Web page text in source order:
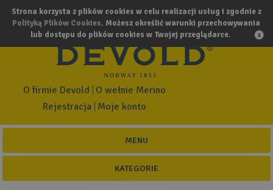
Strona korzysta z plików cookies w celu realizacji usług i zgodnie z
Polityką Plików Cookies. Możesz określić warunki przechowywania
lub dostępu do plików cookies w Twojej przeglądarce.
Rejestracja Moje konto
O firmie Devold O wełnie Merino
MENU
KATEGORIE